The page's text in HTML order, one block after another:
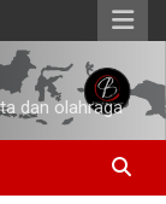
dan olahraga